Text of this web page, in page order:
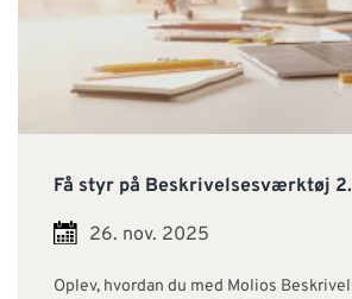
Få styr på Beskrivelsesværktøj
26. nov. 2025
Oplev, hvordan du med Molios